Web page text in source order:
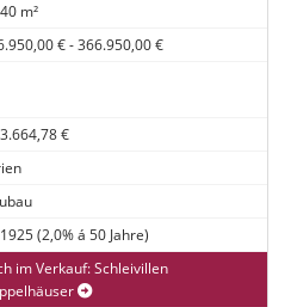
m²
€ - 366.950,00 €
€
(2,0% á 50 Jahre)
im Verkauf: Schleivillen